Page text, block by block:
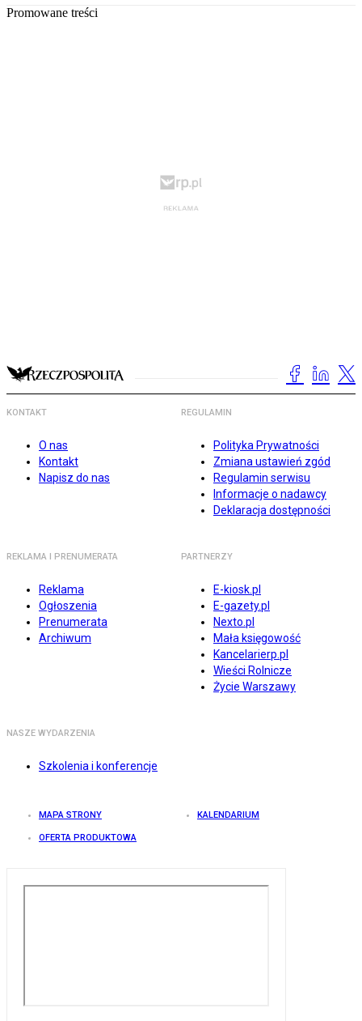
Promowane treści
KONTAKT
O nas
Kontakt
Napisz do nas
REGULAMIN
Polityka Prywatności
Zmiana ustawień zgód
Regulamin serwisu
Informacje o nadawcy
Deklaracja dostępności
REKLAMA I PRENUMERATA
Reklama
Ogłoszenia
Prenumerata
Archiwum
PARTNERZY
E-kiosk.pl
E-gazety.pl
Nexto.pl
Mała księgowość
Kancelarierp.pl
Wieści Rolnicze
Życie Warszawy
NASZE WYDARZENIA
Szkolenia i konferencje
MAPA STRONY KALENDARIUM
OFERTA PRODUKTOWA